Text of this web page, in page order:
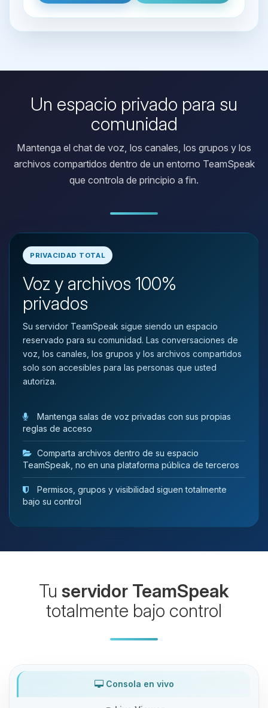
Un espacio privado para su
comunidad
Mantenga el chat de voz, los canales, los grupos y los
archivos compartidos dentro de un entorno TeamSpeak
que controla de principio a fin.
PRIVACIDAD TOTAL
Voz y archivos 100%
privados
Su servidor TeamSpeak sigue siendo un espacio
reservado para su comunidad. Las conversaciones de
voz, los canales, los grupos y los archivos compartidos
solo son accesibles para las personas que usted
autoriza.
Mantenga salas de voz privadas con sus propias
reglas de acceso
Comparta archivos dentro de su espacio
TeamSpeak, no en una plataforma pública de terceros
Permisos, grupos y visibilidad siguen totalmente
bajo su control
Tu servidor TeamSpeak
totalmente bajo control
Consola en vivo
Yupi, por fin alguien con quien
hablar! Soy Choupy, tu pequeno
asistente de BoxToPlay. Cuentame
que necesitas y moveré mis
pequenos circuitos para ayudarte.
07/08/2026 09:40